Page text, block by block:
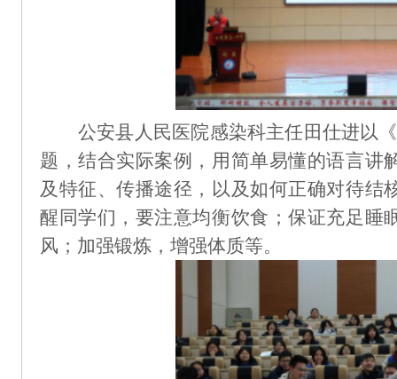
公安县人民医院感染科主任田仕进以
题，结合实际案例，用简单易懂的语言讲
及特征、传播途径，以及如何正确对待结
醒同学们，要注意均衡饮食；保证充足睡
风；加强锻炼，增强体质等。